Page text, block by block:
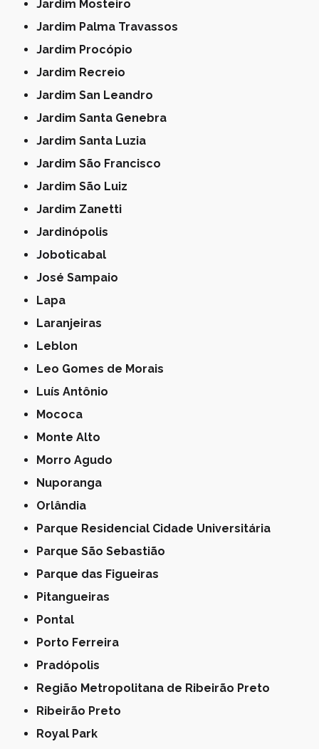
Jardim Mosteiro
Jardim Palma Travassos
Jardim Procópio
Jardim Recreio
Jardim San Leandro
Jardim Santa Genebra
Jardim Santa Luzia
Jardim São Francisco
Jardim São Luiz
Jardim Zanetti
Jardinópolis
Joboticabal
José Sampaio
Lapa
Laranjeiras
Leblon
Leo Gomes de Morais
Luís Antônio
Mococa
Monte Alto
Morro Agudo
Nuporanga
Orlândia
Parque Residencial Cidade Universitária
Parque São Sebastião
Parque das Figueiras
Pitangueiras
Pontal
Porto Ferreira
Pradópolis
Região Metropolitana de Ribeirão Preto
Ribeirão Preto
Royal Park